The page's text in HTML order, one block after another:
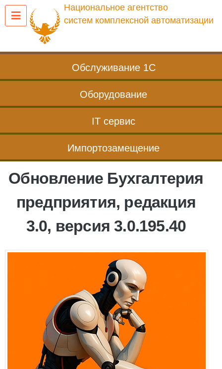
Перейти
содержанию
Национальное агентство
систем комплексной автоматизации
Обслуживание 1С
Оборудование
IT сервис
Импортозамещение
Обновление Бухгалтерия
предприятия, редакция
3.0, версия 3.0.195.40